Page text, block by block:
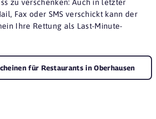
zu verschenken: Auch in letzter
Fax oder SMS verschickt kann der
Ihre Rettung als Last-Minute-
für Restaurants in Oberhausen